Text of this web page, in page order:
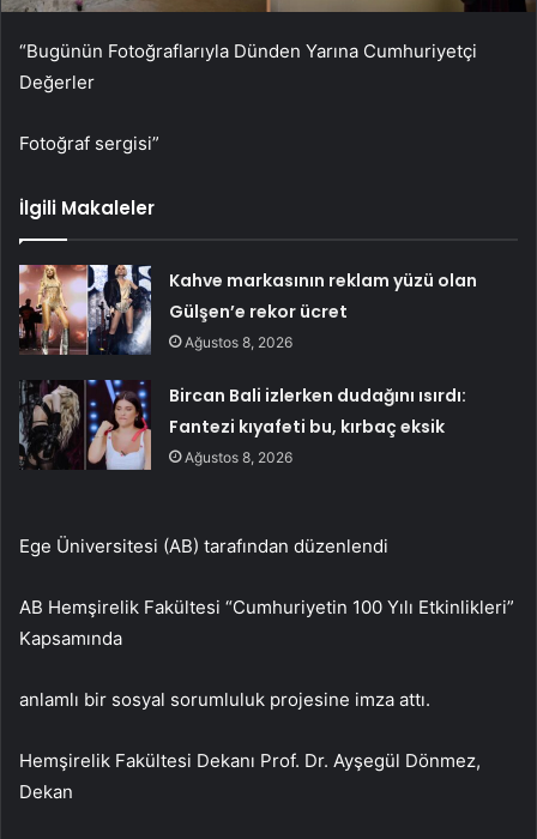
“Bugünün Fotoğraflarıyla Dünden Yarına Cumhuriyetçi
Değerler
Fotoğraf sergisi”
İlgili Makaleler
Kahve markasının reklam yüzü olan
Gülşen’e rekor ücret
Ağustos 8, 2026
Bircan Bali izlerken dudağını ısırdı:
Fantezi kıyafeti bu, kırbaç eksik
Ağustos 8, 2026
Ege Üniversitesi (AB) tarafından düzenlendi
AB Hemşirelik Fakültesi “Cumhuriyetin 100 Yılı Etkinlikleri”
Kapsamında
anlamlı bir sosyal sorumluluk projesine imza attı.
Hemşirelik Fakültesi Dekanı Prof. Dr. Ayşegül Dönmez,
Dekan